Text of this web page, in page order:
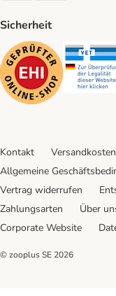
Sicherheit
Security
Kontakt
Allgemeine
Vertrag widerrufen
Zahlungsarten
Über
Corporate Website
© zooplus SE 2026